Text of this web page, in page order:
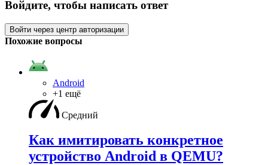
Войдите, чтобы написать ответ
Войти через центр авторизации
Похожие вопросы
Android
+1 ещё
Средний
Как имитировать конкретное
устройство Android в QEMU?